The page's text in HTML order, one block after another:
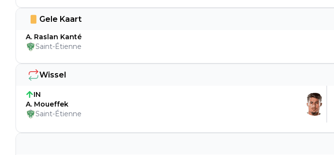
Wissel
IN
A. Moueffek
Saint-Étienne
Gele Kaart
A. Raslan Kanté
Saint-Étienne